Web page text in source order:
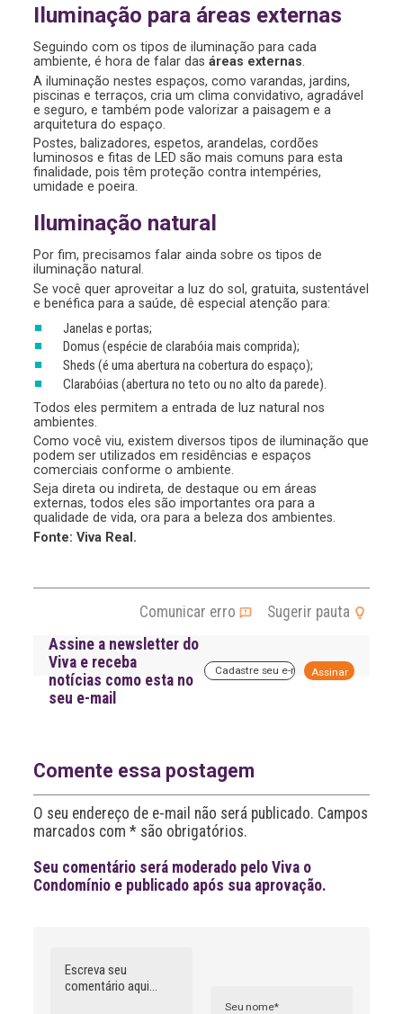
Iluminação para áreas externas
Seguindo com os tipos de iluminação para cada
ambiente, é hora de falar dasáreas externas.
A iluminação nestes espaços, como varandas, jardins,
piscinas e terraços, cria um clima convidativo, agradável
e seguro, e também pode valorizar a paisagem e a
arquitetura do espaço.
Postes, balizadores, espetos, arandelas, cordões
luminosos e fitas de LED são mais comuns para esta
finalidade, pois têm proteção contra intempéries,
umidade e poeira.
Iluminação natural
Por fim, precisamos falar ainda sobre os tipos de
iluminação natural.
Se você quer aproveitar a luz do sol, gratuita, sustentável
e benéfica para a saúde, dê especial atenção para:
Janelas e portas;
Domus (espécie de clarabóia mais comprida);
Sheds (é uma abertura na cobertura do espaço);
Clarabóias (abertura no teto ou no alto da parede).
Todos eles permitem a entrada de luz natural nos
ambientes.
Como você viu, existem diversos tipos de iluminação que
podem ser utilizados em residências e espaços
comerciais conforme o ambiente.
Seja direta ou indireta, de destaque ou em áreas
externas, todos eles são importantes ora para a
qualidade de vida, ora para a beleza dos ambientes.
Fonte: Viva Real.
Comunicar erro
Sugerir pauta
Assine a newsletter do
Viva e receba
notícias como esta no
seu e-mail
i
v
Comente essa postagem
O seu endereço de e-mail não será publicado. Campos
marcados com * são obrigatórios.
Seu comentário será moderado pelo Viva o
Condomínio e publicado após sua aprovação.